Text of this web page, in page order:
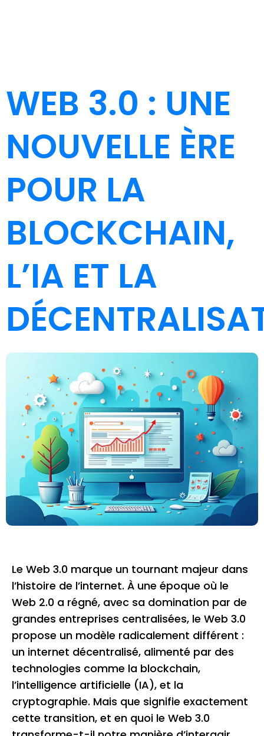
WEB 3.0 : UNE
NOUVELLE ÈRE
POUR LA
BLOCKCHAIN,
L’IA ET LA
Le Web 3.0 marque un tournant majeur dans
l’histoire de l’internet. À une époque où le
Web 2.0 a régné, avec sa domination par de
grandes entreprises centralisées, le Web 3.0
propose un modèle radicalement différent :
un internet décentralisé, alimenté par des
technologies comme la blockchain,
l’intelligence artificielle (IA), et la
cryptographie. Mais que signifie exactement
cette transition, et en quoi le Web 3.0